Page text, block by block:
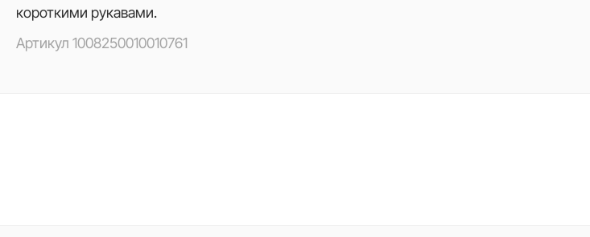
короткими рукавами.
Артикул 1008250010010761